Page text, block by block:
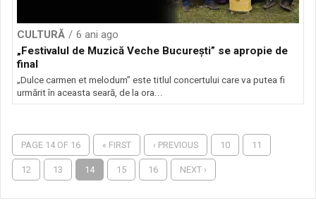
CULTURĂ
6 ani ago
„Festivalul de Muzică Veche Bucureşti” se apropie de
final
„Dulce carmen et melodum” este titlul concertului care va putea fi
urmărit în aceasta seară, de la ora...
PAGE 14 OF 16 « FIRST ‹ PREVIOUS 10 11
12 13 14 15 16 NEXT ›